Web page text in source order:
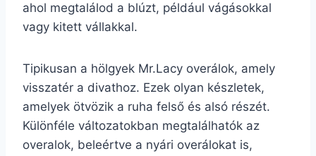
ahol megtalálod a blúzt, például vágásokkal
vagy kitett vállakkal.
Tipikusan a hölgyek Mr.Lacy overálok, amely
visszatér a divathoz. Ezek olyan készletek,
amelyek ötvözik a ruha felső és alsó részét.
Különféle változatokban megtalálhatók az
overalok, beleértve a nyári overálokat is,